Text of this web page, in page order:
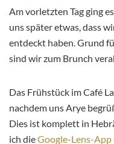
Am vorletzten Tag ging
uns später etwas, dass
entdeckt haben. Grund
sind wir zum Brunch
Das Frühstück im Café
nachdem uns Arye
Dies ist komplett in
ich dieGoogle-Lens-App